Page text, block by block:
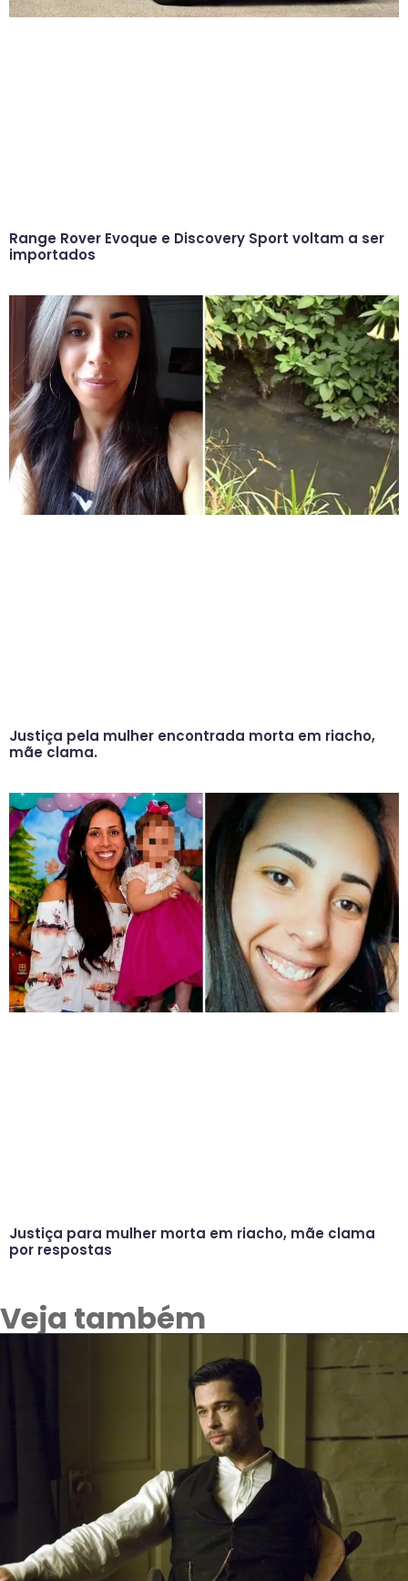
Range Rover Evoque e Discovery Sport voltam a ser
importados
Justiça pela mulher encontrada morta em riacho,
mãe clama.
Justiça para mulher morta em riacho, mãe clama
por respostas
Veja também